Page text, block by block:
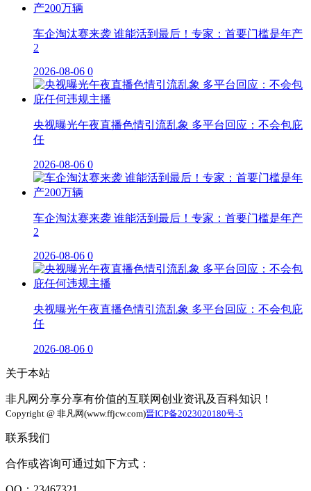
车企淘汰赛来袭 谁能活到最后！专家：首要门槛是年产
2
2026-08-06 0
央视曝光午夜直播色情引流乱象 多平台回应：不会包庇
任
2026-08-06 0
车企淘汰赛来袭 谁能活到最后！专家：首要门槛是年产
2
2026-08-06 0
央视曝光午夜直播色情引流乱象 多平台回应：不会包庇
任
2026-08-06 0
关于本站
非凡网分享分享有价值的互联网创业资讯及百科知识！
Copyright @ 非凡网(www.ffjcw.com)晋ICP备2023020180号-5
联系我们
合作或咨询可通过如下方式：